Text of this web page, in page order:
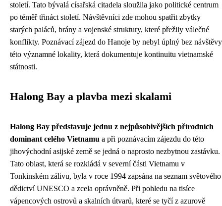
století. Tato bývalá císařská citadela sloužila jako politické centrum
po téměř třináct století. Návštěvníci zde mohou spatřit zbytky
starých paláců, brány a vojenské struktury, které přežily válečné
konflikty. Poznávací zájezd do Hanoje by nebyl úplný bez návštěvy
této významné lokality, která dokumentuje kontinuitu vietnamské
státnosti.
Halong Bay a plavba mezi skalami
Halong Bay představuje jednu z nejpůsobivějších přírodních
dominant celého Vietnamu a při poznávacím zájezdu do této
jihovýchodní asijské země se jedná o naprosto nezbytnou zastávku.
Tato oblast, která se rozkládá v severní části Vietnamu v
Tonkinském zálivu, byla v roce 1994 zapsána na seznam světového
dědictví UNESCO a zcela oprávněně. Při pohledu na tisíce
vápencových ostrovů a skalních útvarů, které se tyčí z azurově